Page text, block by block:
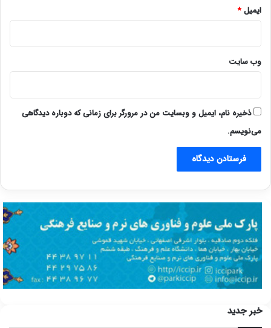
ایمیل*
وب‌ سایت
ذخیره نام، ایمیل و وبسایت من در مرورگر برای زمانی که دوباره دیدگاهی
می‌نویسم.
خبر جدید